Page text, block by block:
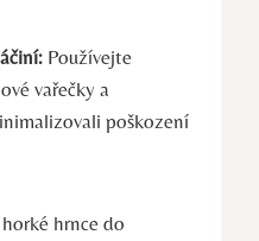
Používejte
vařečky a
poškození
hrnce do